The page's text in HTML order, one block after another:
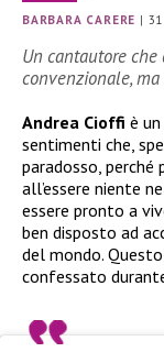
BARBARA CARERE |
Un cantautore
convenzionale,
Andrea Cioffi è
sentimenti che,
paradosso, perché
all’essere niente
essere pronto a
ben disposto ad
del mondo.
confessato